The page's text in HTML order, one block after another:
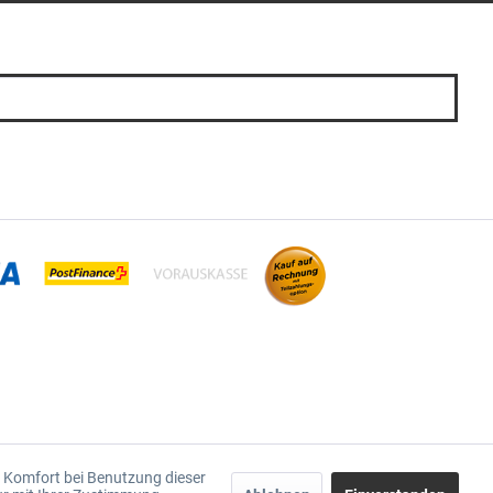
Komfort bei Benutzung dieser